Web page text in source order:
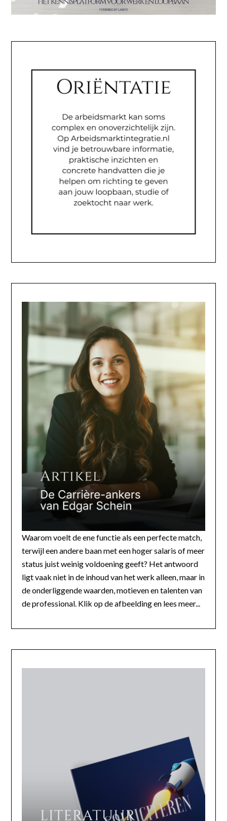
Waarom voelt de ene functie als een perfecte match,
terwijl een andere baan met een hoger salaris of meer
status juist weinig voldoening geeft? Het antwoord
ligt vaak niet in de inhoud van het werk alleen, maar in
de onderliggende waarden, motieven en talenten van
de professional. Klik op de afbeelding en lees meer...